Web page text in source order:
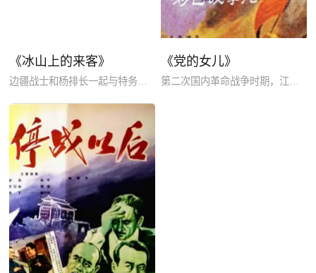
《冰山上的来客》 《党的女儿》